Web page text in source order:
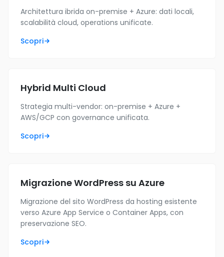
Architettura ibrida on-premise + Azure: dati locali,
scalabilità cloud, operations unificate.
Scopri
Hybrid Multi Cloud
Strategia multi-vendor: on-premise + Azure +
AWS/GCP con governance unificata.
Scopri
Migrazione WordPress su Azure
Migrazione del sito WordPress da hosting esistente
verso Azure App Service o Container Apps, con
preservazione SEO.
Scopri